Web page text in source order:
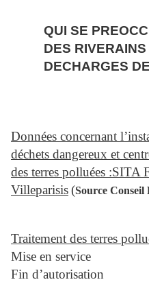
QUI SE
DES RIVERAINS
DECHARGES
Données concernant
déchets dangereux et
des terres polluées
Villeparisis(Source Conseil
Traitement des terres
Mise en service
Fin d’autorisation